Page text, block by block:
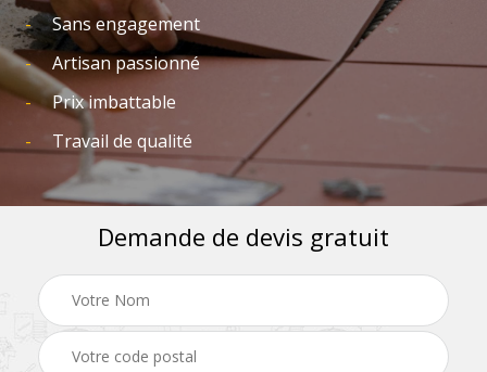
Sans engagement
Artisan passionné
Prix imbattable
Travail de qualité
Demande de devis gratuit